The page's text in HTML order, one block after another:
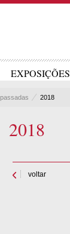
EXPOSIÇÕES
2018
2018
voltar